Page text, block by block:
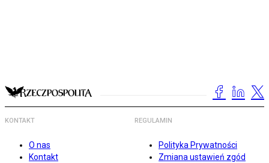
KONTAKT
O nas
Kontakt
REGULAMIN
Polityka Prywatności
Zmiana ustawień zgód